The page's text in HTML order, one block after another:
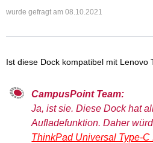
wurde gefragt am 08.10.2021
Ist diese Dock kompatibel mit Lenovo
CampusPoint Team:
Ja, ist sie. Diese Dock hat
Aufladefunktion. Daher
ThinkPad Universal Type-C